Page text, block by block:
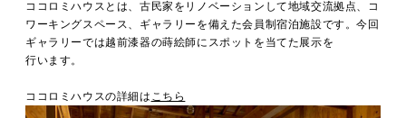
ココロミハウスとは、古民家をリノベーションして地域交流拠点、コ
ワーキングスペース、ギャラリーを備えた会員制宿泊施設です。今回
ギャラリーでは越前漆器の蒔絵師にスポットを当てた展示を
行います。
ココロミハウスの詳細は こちら